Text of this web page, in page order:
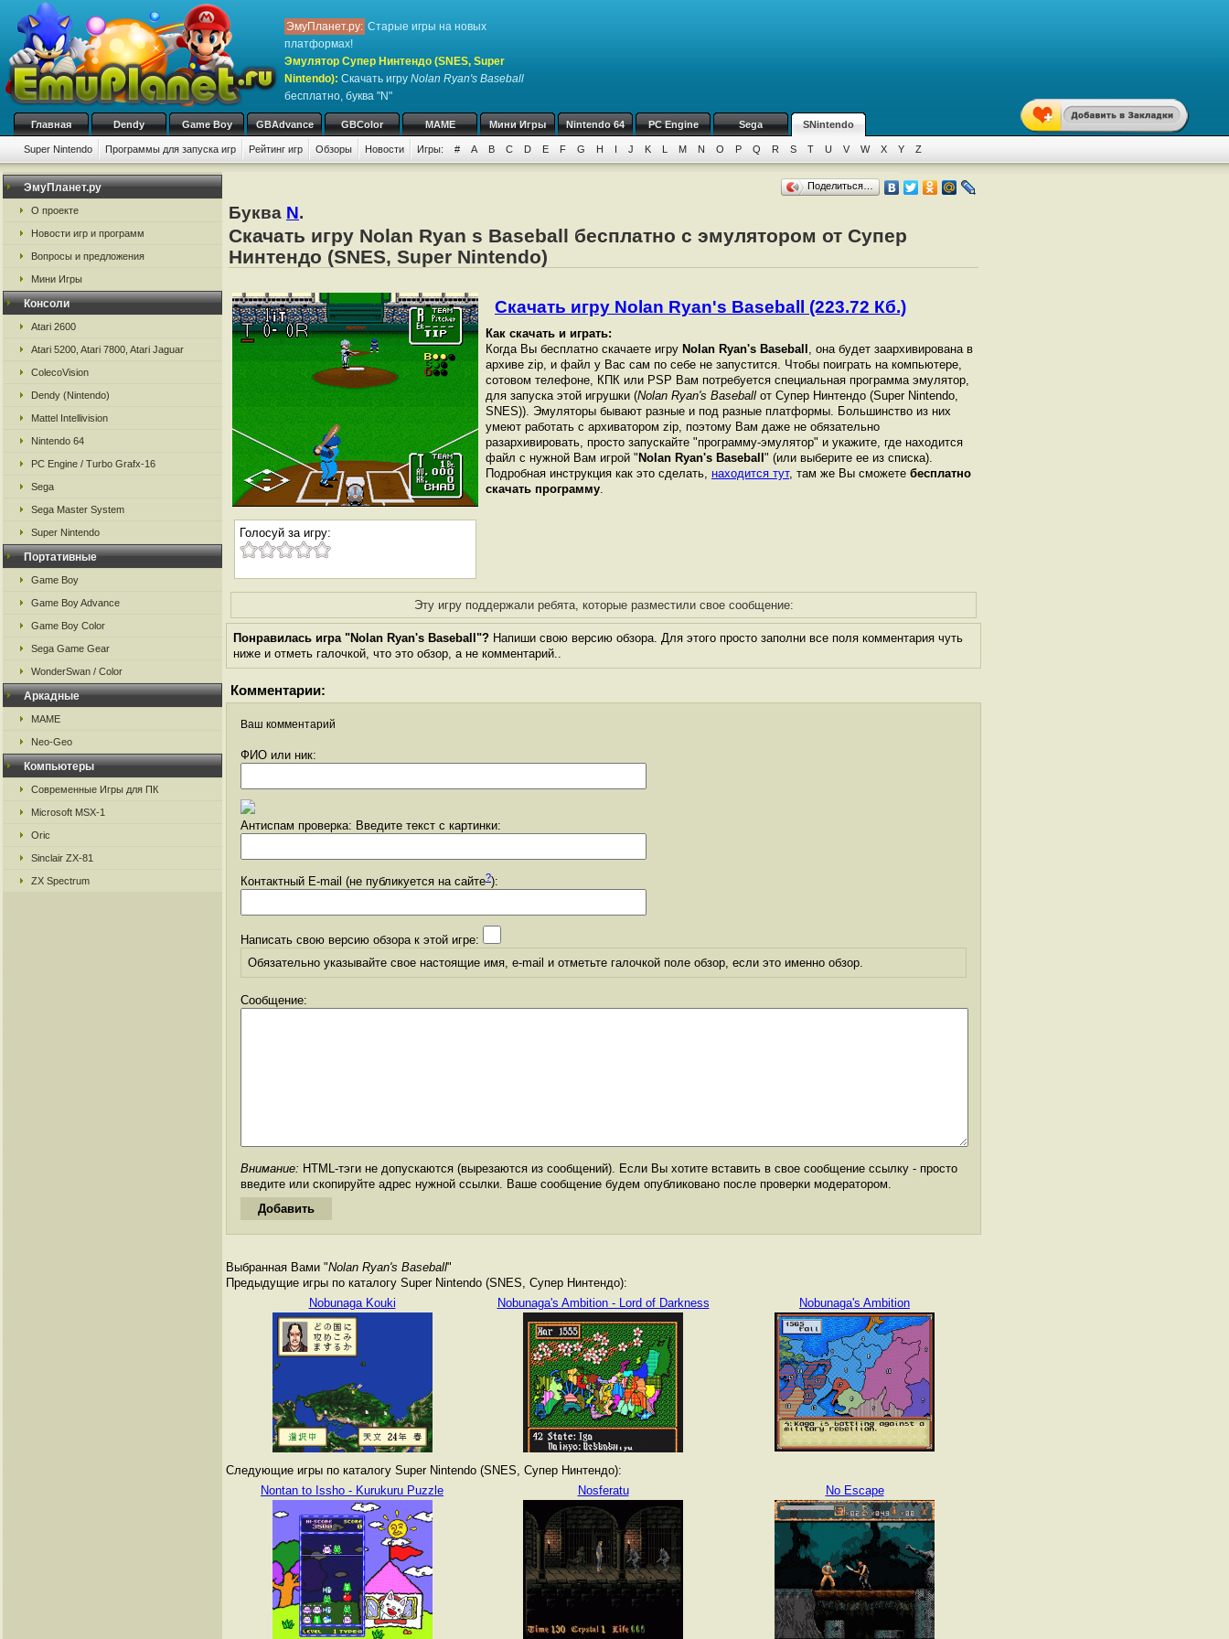
ЭмуПланет.ру: Старые игры на новых
платформах!
Эмулятор Супер Нинтендо (SNES, Super
Nintendo): Скачать игру Nolan Ryan's Baseball
бесплатно, буква "N"
Главная Dendy Game Boy GBAdvance GBColor MAME Мини Игры Nintendo 64 PC Engine Sega SNintendo
Super Nintendo Программы для запуска игр Рейтинг игр Обзоры Новости Игры: # A B C D E F G H I J K L M N O P Q R S T U V W X Y Z
ЭмуПланет.ру
О проекте
Новости игр и программ
Вопросы и предложения
Мини Игры
Консоли
Atari 2600
Atari 5200, Atari 7800, Atari Jaguar
ColecoVision
Dendy (Nintendo)
Mattel Intellivision
Nintendo 64
PC Engine / Turbo Grafx-16
Sega
Sega Master System
Super Nintendo
Портативные
Game Boy
Game Boy Advance
Game Boy Color
Sega Game Gear
WonderSwan / Color
Аркадные
MAME
Neo-Geo
Компьютеры
Современные Игры для ПК
Microsoft MSX-1
Oric
Sinclair ZX-81
ZX Spectrum
Поделиться…
Буква N.
Скачать игру Nolan Ryan s Baseball бесплатно с эмулятором от Супер
Нинтендо (SNES, Super Nintendo)
Голосуй за игру:
Скачать игру Nolan Ryan's Baseball (223.72 Кб.)
Как скачать и играть:
Когда Вы бесплатно скачаете игру Nolan Ryan's Baseball , она будет заархивирована в
архиве zip, и файл у Вас сам по себе не запустится. Чтобы поиграть на компьютере,
сотовом телефоне, КПК или PSP Вам потребуется специальная программа эмулятор,
для запуска этой игрушки (Nolan Ryan's Baseball от Супер Нинтендо (Super Nintendo,
SNES)). Эмуляторы бывают разные и под разные платформы. Большинство из них
умеют работать с архиватором zip, поэтому Вам даже не обязательно
разархивировать, просто запускайте "программу-эмулятор" и укажите, где находится
файл с нужной Вам игрой " Nolan Ryan's Baseball " (или выберите ее из списка).
Подробная инструкция как это сделать, находится тут, там же Вы сможете бесплатно
скачать программу.
Эту игру поддержали ребята, которые разместили свое сообщение:
Понравилась игра "Nolan Ryan's Baseball"? Напиши свою версию обзора. Для этого просто заполни все поля комментария чуть
ниже и отметь галочкой, что это обзор, а не комментарий..
Комментарии:
Ваш комментарий
ФИО или ник:
Антиспам проверка: Введите текст с картинки:
Контактный E-mail (не публикуется на сайте?):
Написать свою версию обзора к этой игре:
Обязательно указывайте свое настоящие имя, e-mail и отметьте галочкой поле обзор, если это именно обзор.
Сообщение:
Внимание: HTML-тэги не допускаются (вырезаются из сообщений). Если Вы хотите вставить в свое сообщение ссылку - просто
введите или скопируйте адрес нужной ссылки. Ваше сообщение будем опубликовано после проверки модератором.
Выбранная Вами "Nolan Ryan's Baseball"
Предыдущие игры по каталогу Super Nintendo (SNES, Супер Нинтендо):
Nobunaga Kouki
Nobunaga's Ambition - Lord of Darkness Nobunaga's Ambition
Следующие игры по каталогу Super Nintendo (SNES, Супер Нинтендо):
Nontan to Issho - Kurukuru Puzzle
Nosferatu No Escape